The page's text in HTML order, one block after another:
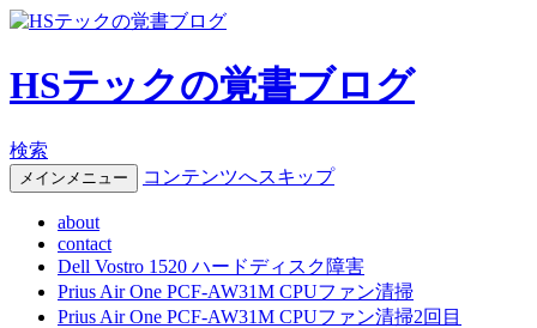
HSテックの覚書ブログ
検索
メインメニュー コンテンツへスキップ
about
contact
Dell Vostro 1520 ハードディスク障害
Prius Air One PCF-AW31M CPUファン清掃
Prius Air One PCF-AW31M CPUファン清掃2回目